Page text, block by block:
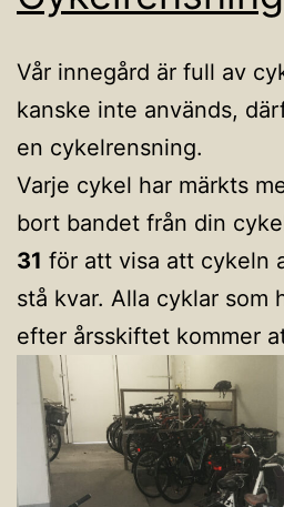
Vår innegård är full av
kanske inte används,
en cykelrensning.
Varje cykel har märkts
bort bandet från din
31 för att visa att cykeln
stå kvar. Alla cyklar som
efter årsskiftet kommer